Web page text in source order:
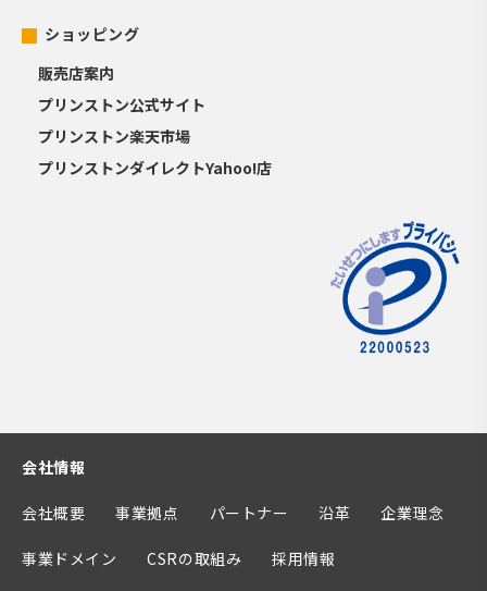
ショッピング
販売店案内
プリンストン公式サイト
プリンストン楽天市場
プリンストンダイレクトYahoo!店
会社情報
会社概要 事業拠点 パートナー 沿革 企業理念
事業ドメイン CSRの取組み 採用情報